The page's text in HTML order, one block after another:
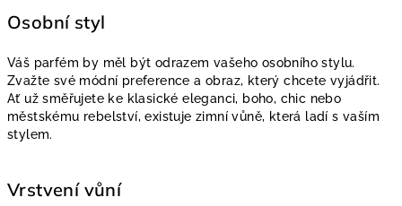
Osobní styl
Váš parfém by měl být odrazem vašeho osobního stylu.
Zvažte své módní preference a obraz, který chcete vyjádřit.
Ať už směřujete ke klasické eleganci, boho, chic nebo
městskému rebelství, existuje zimní vůně, která ladí s vaším
stylem.
Vrstvení vůní